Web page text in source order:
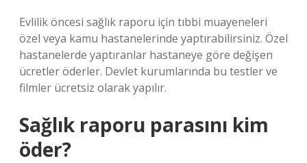
Evlilik öncesi sağlık raporu için tıbbi muayeneleri
özel veya kamu hastanelerinde yaptırabilirsiniz. Özel
hastanelerde yaptıranlar hastaneye göre değişen
ücretler öderler. Devlet kurumlarında bu testler ve
filmler ücretsiz olarak yapılır.
Sağlık raporu parasını kim
öder?